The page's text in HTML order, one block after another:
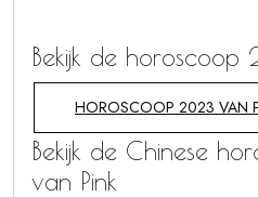
Bekijk de
HOROSCOOP 2023 VAN
Bekijk de Chinese
van Pink